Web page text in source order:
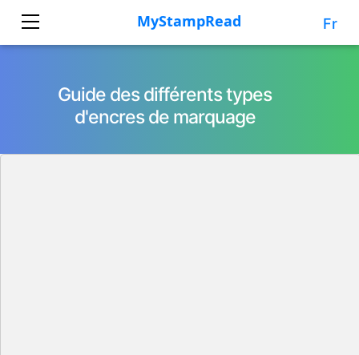
Fr
Guide des différents types
d'encres de marquage